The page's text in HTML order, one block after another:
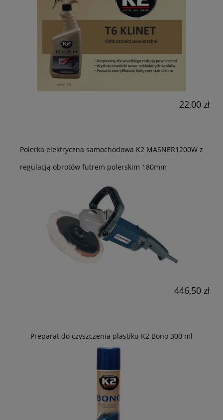
22,00 zł
Polerka elektryczna samochodowa K2 MASNER1200W z
regulacją obrotów futrem polerskim 180mm
446,50 zł
Preparat do czyszczenia plastiku K2 Bono 300 ml